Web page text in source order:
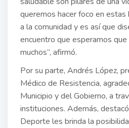
queremos hacer foco en estas
a la comunidad y es así que
encuentro que esperamos
muchos”, afirmó.
Por su parte, Andrés López,
Médico de Resistencia,
Municipio y del Gobierno, a
instituciones. Además,
Deporte les brinda la